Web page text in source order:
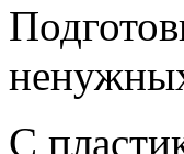
С